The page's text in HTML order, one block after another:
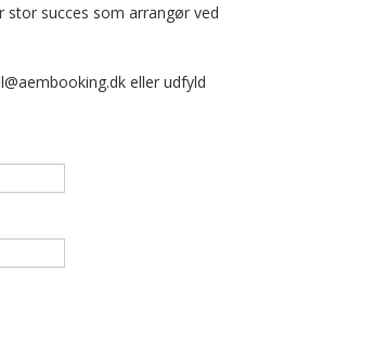
succes som arrangør ved
eller udfyld